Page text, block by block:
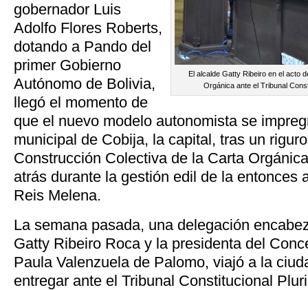
El alcalde Gatty Ribeiro en el acto
Orgánica ante el Tribunal
gobernador Luis
Adolfo Flores Roberts,
dotando a Pando del
primer Gobierno
Autónomo de Bolivia,
llegó el momento de
que el nuevo modelo autonomista se
municipal de Cobija, la capital, tras un
Construcción Colectiva de la Carta
atrás durante la gestión edil de la entonces
Reis Melena.
La semana pasada, una delegación
Gatty Ribeiro Roca y la presidenta del
Paula Valenzuela de Palomo, viajó a la
entregar ante el Tribunal Constitucional